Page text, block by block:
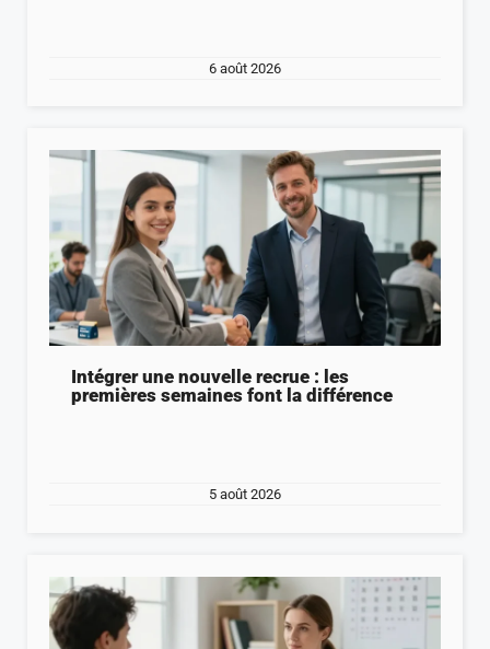
6 août 2026
Intégrer une nouvelle recrue : les
premières semaines font la différence
5 août 2026